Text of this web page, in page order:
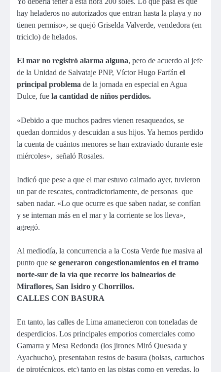
hay heladeros no autorizados que entran hasta la playa y no
tienen permiso», se quejó Griselda Valverde, vendedora (en
triciclo) de helados.
El mar no registró alarma alguna, pero de acuerdo al jefe
de la Unidad de Salvataje PNP, Víctor Hugo Farfán el
principal problema de la jornada en especial en Agua
Dulce, fue la cantidad de niños perdidos.
«Debido a que muchos padres vienen resaqueados, se
quedan dormidos y descuidan a sus hijos. Ya hemos perdido
la cuenta de cuántos menores se han extraviado durante este
miércoles», señaló Rosales.
Indicó que pese a que el mar estuvo calmado ayer, tuvieron
un par de rescates, contradictoriamente, de personas que
saben nadar. «Lo que ocurre es que saben nadar, se confían
y se internan más en el mar y la corriente se los lleva»,
agregó.
Al mediodía, la concurrencia a la Costa Verde fue masiva al
punto que se generaron congestionamientos en el tramo
norte-sur de la vía que recorre los balnearios de
Miraflores, San Isidro y Chorrillos.
CALLES CON BASURA
En tanto, las calles de Lima amanecieron con toneladas de
desperdicios. Los principales emporios comerciales como
Gamarra y Mesa Redonda (los jirones Miró Quesada y
Ayachucho), presentaban restos de basura (bolsas, cartuchos
de pirotécnicos, etc) tanto en las pistas como en veredas, lo